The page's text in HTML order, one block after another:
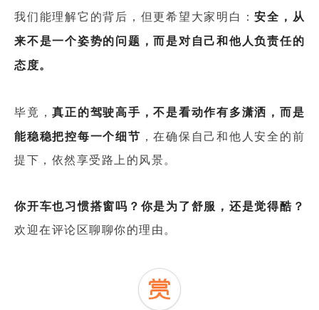
我们能理解它的背后，但更希望大家明白：安全，从
来不是一个姿势的问题，而是对自己和他人负责任的
态度。
毕竟，真正的驾驶高手，不是看动作有多潇洒，而是
能稳稳把控每一个细节 ，在确保自己和他人安全的前
提下，依然享受路上的风景。
你开车也习惯搭窗吗 ？你是为了舒服，还是觉得酷？
欢迎在评论区聊聊你的理由。